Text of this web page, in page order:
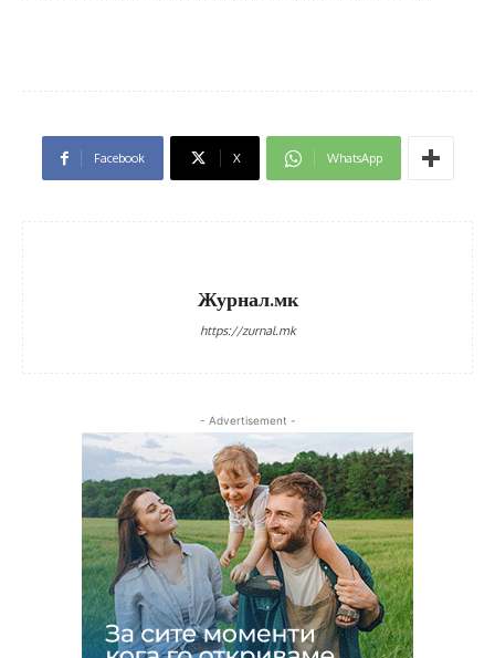
Facebook X WhatsApp
Журнал.мк
https://zurnal.mk
- Advertisement -